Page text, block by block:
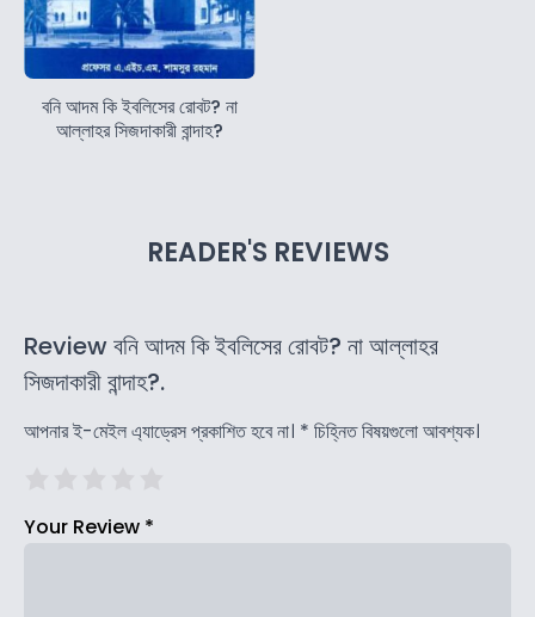
বনি আদম কি ইবলিসের রোবট? না
আল্লাহর সিজদাকারী বান্দাহ?
READER'S REVIEWS
Review বনি আদম কি ইবলিসের রোবট? না আল্লাহর
সিজদাকারী বান্দাহ?.
আপনার ই-মেইল এ্যাড্রেস প্রকাশিত হবে না। * চিহ্নিত বিষয়গুলো আবশ্যক।
Your Review *